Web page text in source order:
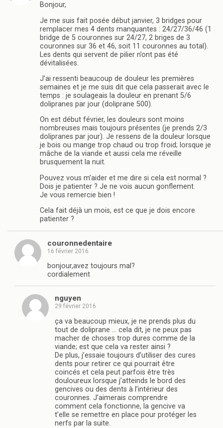
Bonjour,
Je me suis fait posée début janvier, 3 bridges pour
remplacer mes 4 dents manquantes : 24/27/36/46 (1
bridge de 5 couronnes sur 24/27, 2 briges de 3
couronnes sur 36 et 46, soit 11 couronnes au total).
Les dents qui servent de pilier n’ont pas été
dévitalisées.
J’ai ressenti beaucoup de douleur les premières
semaines et je me suis dit que cela passerait avec le
temps : je soulageais la douleur en prenant 5/6
dolipranes par jour (doliprane 500).
On est début février, les douleurs sont moins
nombreuses mais toujours présentes (je prends 2/3
dolipranes par jour). Je ressens de la douleur lorsque
je bois ou mange trop chaud ou trop froid; lorsque je
mâche de la viande et aussi cela me réveille
brusquement la nuit.
Pouvez vous m’aider et me dire si cela est normal ?
Dois je patienter ? Je ne vois aucun gonflement.
Je vous remercie bien !
Cela fait déjà un mois, est ce que je dois encore
patienter ?
couronnedentaire
16 février 2016
bonjour,avez toujours mal?
cordialement
nguyen
29 février 2016
ça va beaucoup mieux, je ne prends plus du
tout de doliprane … cela dit, je ne peux pas
macher de choses trop dures comme de la
viande; est que cela va rester ainsi ?
De plus, j’essaie toujours d’utiliser des cures
dents pour retirer ce qui pourrait être
coincés et cela peut parfois être très
douloureux lorsque j’atteinds le bord des
gencives ou des dents à l’intérieur des
couronnes. J’aimerais comprendre
comment cela fonctionne, la gencive va
t’elle se remettre en place pour protéger les
nerfs par la suite.